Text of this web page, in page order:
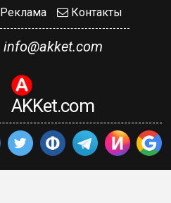
Реклама Контакты
info@akket.com
AKKet.com